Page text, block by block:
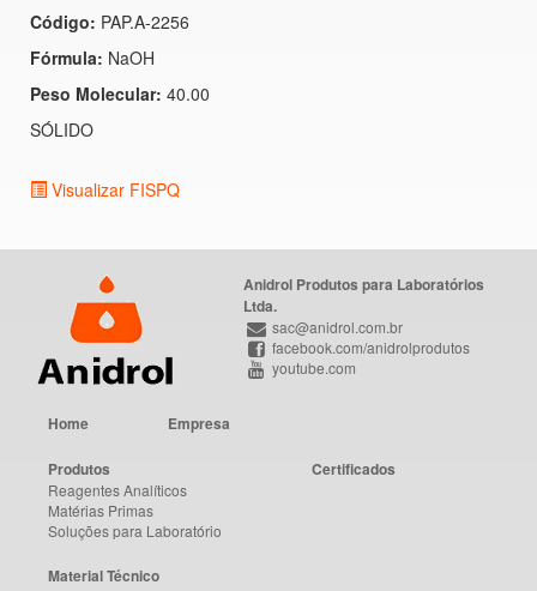
Código: PAP.A-2256
Fórmula: NaOH
Peso Molecular: 40.00
SÓLIDO
Visualizar FISPQ
Anidrol Produtos para Laboratórios
Ltda.
sac@anidrol.com.br
facebook.com/anidrolprodutos
youtube.com
Home Empresa
Produtos
Reagentes Analíticos
Matérias Primas
Soluções para Laboratório
Certificados
Material Técnico